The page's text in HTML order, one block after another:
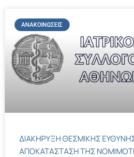
ΑΝΑΚΟΙΝΏΣΕΙΣ
ΔΙΑΚΗΡΥΞΗ ΘΕΣΜΙΚΗΣ
ΑΠΟΚΑΤΑΣΤΑΣΗ ΤΗΣ